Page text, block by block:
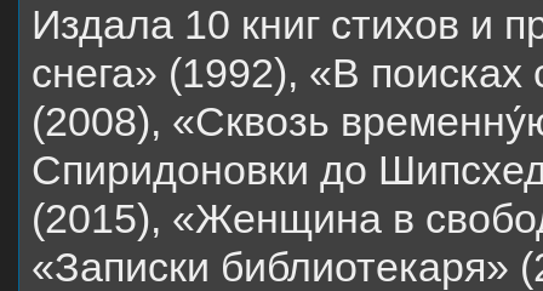
Издала 10 книг стихов и
снега» (1992), «В
(2008), «Сквозь
Спиридоновки до
(2015), «Женщина в
«Записки библиотекаря»